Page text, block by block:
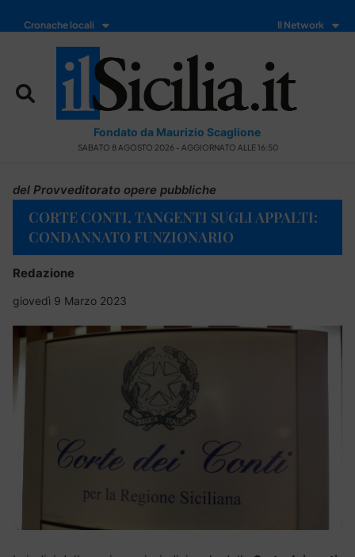
Cronache locali Il Network
Fondato da Maurizio Scaglione
SABATO 8 AGOSTO 2026 - AGGIORNATO ALLE 16:50
del Provveditorato opere pubbliche
CORTE CONTI, TANGENTI SUGLI APPALTI:
CONDANNATO FUNZIONARIO
Redazione
giovedì 9 Marzo 2023